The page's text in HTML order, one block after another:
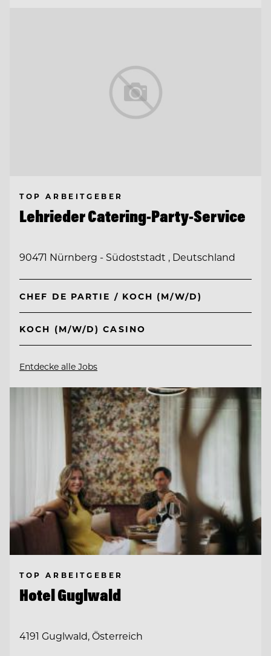
TOP ARBEITGEBER
Lehrieder Catering-Party-Service
90471 Nürnberg - Südoststadt , Deutschland
CHEF DE PARTIE / KOCH (M/W/D)
KOCH (M/W/D) CASINO
Entdecke alle Jobs
TOP ARBEITGEBER
Hotel Guglwald
4191 Guglwald, Österreich